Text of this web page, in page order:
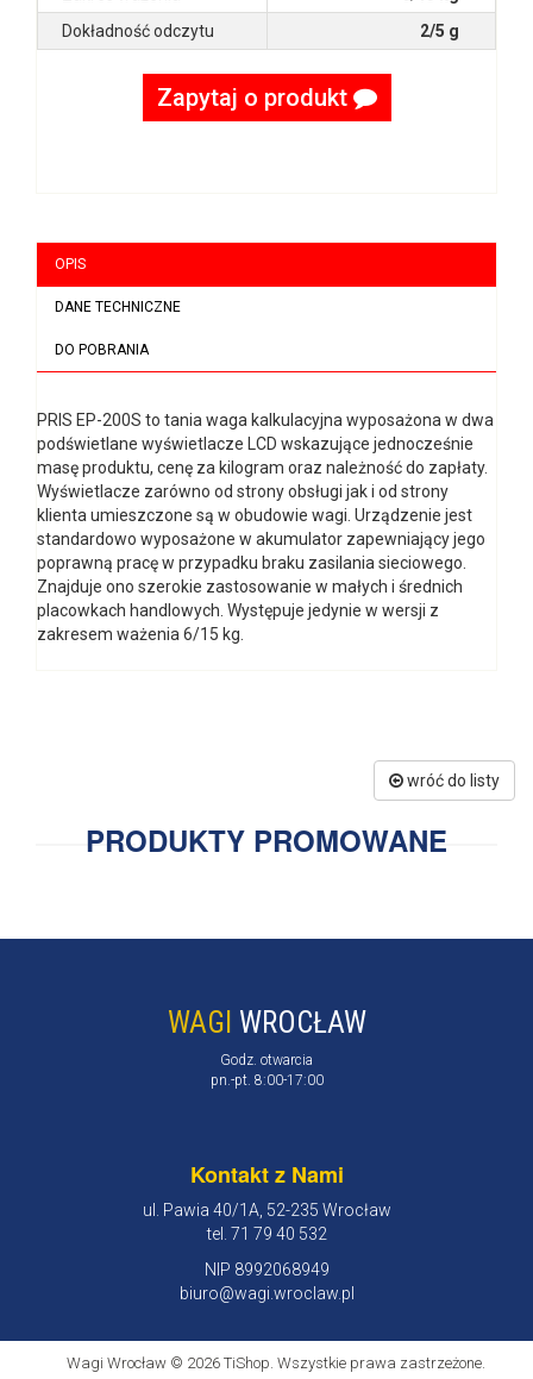
Dokładność odczytu
2/5 g
Zapytaj o produkt
OPIS
DANE TECHNICZNE
DO POBRANIA
PRIS EP-200S to tania waga kalkulacyjna wyposażona w dwa
podświetlane wyświetlacze LCD wskazujące jednocześnie
masę produktu, cenę za kilogram oraz należność do zapłaty.
Wyświetlacze zarówno od strony obsługi jak i od strony
klienta umieszczone są w obudowie wagi. Urządzenie jest
standardowo wyposażone w akumulator zapewniający jego
poprawną pracę w przypadku braku zasilania sieciowego.
Znajduje ono szerokie zastosowanie w małych i średnich
placowkach handlowych. Występuje jedynie w wersji z
zakresem ważenia 6/15 kg.
wróć do listy
PRODUKTY PROMOWANE
WAGI WROCŁAW
Godz. otwarcia
pn.-pt. 8:00-17:00
Kontakt z Nami
ul. Pawia 40/1A, 52-235 Wrocław
tel. 71 79 40 532
NIP 8992068949
biuro@wagi.wroclaw.pl
Wagi Wrocław © 2026 TiShop. Wszystkie prawa zastrzeżone.